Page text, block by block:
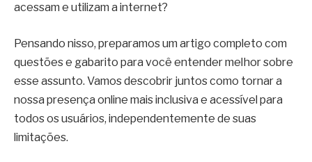
acessam e utilizam a internet?
Pensando nisso, preparamos um artigo completo com
questões e gabarito para você entender melhor sobre
esse assunto. Vamos descobrir juntos como tornar a
nossa presença online mais inclusiva e acessível para
todos os usuários, independentemente de suas
limitações.